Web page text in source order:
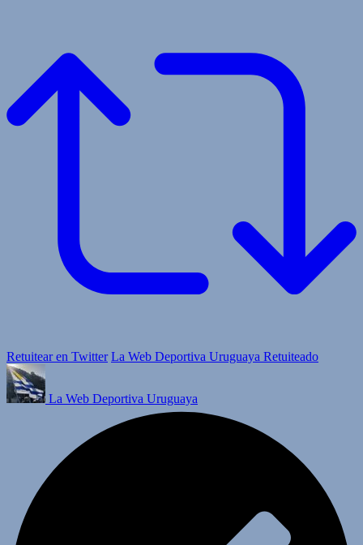
Retuitear en Twitter La Web Deportiva Uruguaya Retuiteado
La Web Deportiva Uruguaya